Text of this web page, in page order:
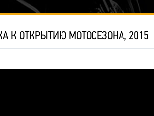
К ОТКРЫТИЮ МОТОСЕЗОНА, 2015